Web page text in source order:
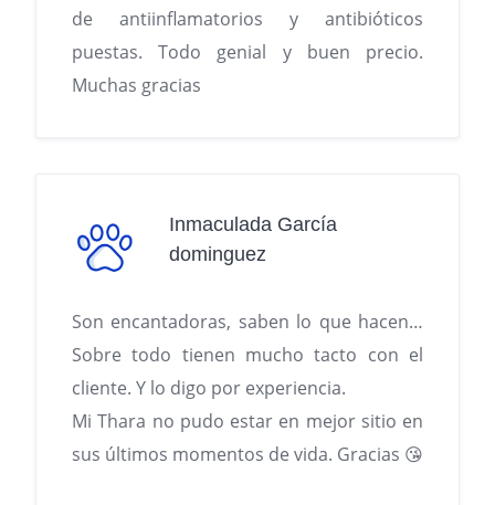
de antiinflamatorios y antibióticos
puestas. Todo genial y buen precio.
Muchas gracias
Inmaculada García
dominguez
Son encantadoras, saben lo que hacen…
Sobre todo tienen mucho tacto con el
cliente. Y lo digo por experiencia.
Mi Thara no pudo estar en mejor sitio en
sus últimos momentos de vida. Gracias 😘